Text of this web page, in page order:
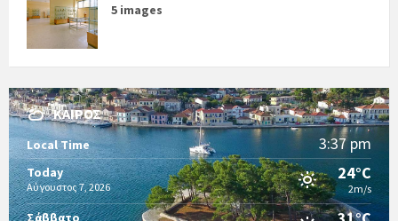
5 images
ΚΑΙΡΌΣ
Local Time 3:37 pm
Today
Αύγουστος 7, 2026
24°C
2m/s
Σάββατο